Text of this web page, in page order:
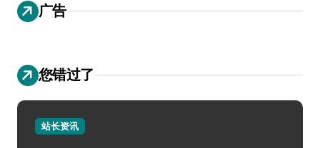
广告
您错过了
站长资讯